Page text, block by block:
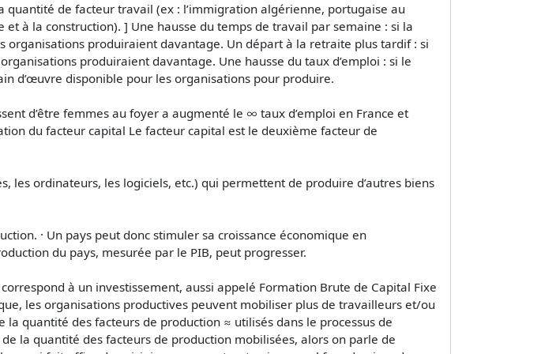
quantité de facteur travail (ex : l’immigration algérienne, portugaise au
à la construction). ] Une hausse du temps de travail par semaine : si la
produiraient davantage. Un départ à la retraite plus tardif : si
produiraient davantage. Une hausse du taux d’emploi : si le
d’œuvre disponible pour les organisations pour produire.
d’être femmes au foyer a augmenté le ∞ taux d’emploi en France et
du facteur capital Le facteur capital est le deuxième facteur de
les ordinateurs, les logiciels, etc.) qui permettent de produire d’autres biens
· Un pays peut donc stimuler sa croissance économique en
du pays, mesurée par le PIB, peut progresser.
à un investissement, aussi appelé Formation Brute de Capital Fixe
les organisations productives peuvent mobiliser plus de travailleurs et/ou
la quantité des facteurs de production ≈ utilisés dans le processus de
la quantité des facteurs de production mobilisées, alors on parle de